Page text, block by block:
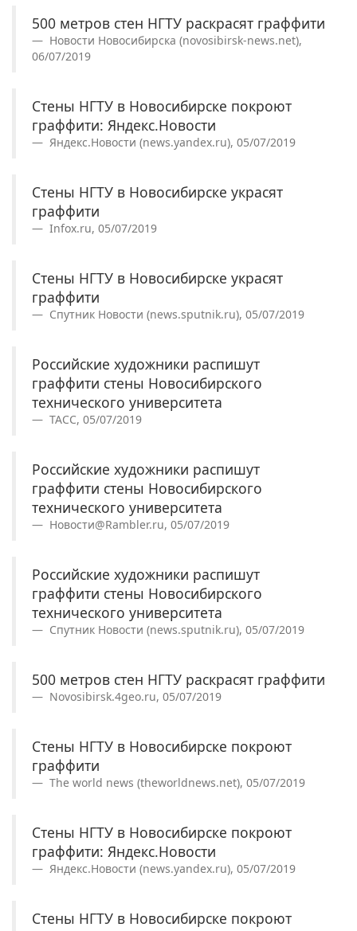
500 метров стен НГТУ раскрасят граффити
Новости Новосибирска (novosibirsk-news.net),
06/07/2019
Стены НГТУ в Новосибирске покроют
граффити: Яндекс.Новости
Яндекс.Новости (news.yandex.ru), 05/07/2019
Стены НГТУ в Новосибирске украсят
граффити
Infox.ru, 05/07/2019
Стены НГТУ в Новосибирске украсят
граффити
Спутник Новости (news.sputnik.ru), 05/07/2019
Российские художники распишут
граффити стены Новосибирского
технического университета
ТАСС, 05/07/2019
Российские художники распишут
граффити стены Новосибирского
технического университета
Новости@Rambler.ru, 05/07/2019
Российские художники распишут
граффити стены Новосибирского
технического университета
Спутник Новости (news.sputnik.ru), 05/07/2019
500 метров стен НГТУ раскрасят граффити
Novosibirsk.4geo.ru, 05/07/2019
Стены НГТУ в Новосибирске покроют
граффити
The world news (theworldnews.net), 05/07/2019
Стены НГТУ в Новосибирске покроют
граффити: Яндекс.Новости
Яндекс.Новости (news.yandex.ru), 05/07/2019
Стены НГТУ в Новосибирске покроют